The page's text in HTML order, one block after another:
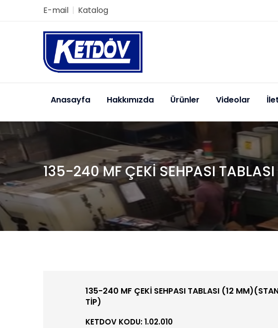
E-mail Katalog
Anasayfa Hakkımızda Ürünler Videolar
135-240 MF ÇEKİ SEHPASI
135-240 MF ÇEKİ SEHPASI TABLASI (12
TİP)
KETDOV KODU: 1.02.010